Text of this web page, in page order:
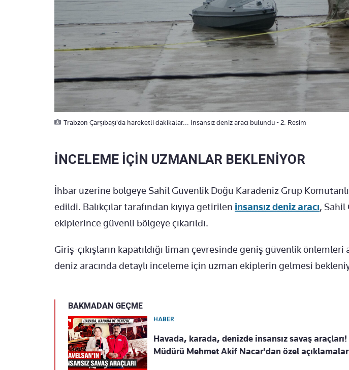
Trabzon Çarşıbaşı'da hareketli dakikalar... İnsansız deniz aracı bulundu - 2. Resim
İNCELEME İÇİN UZMANLAR BEKLENİYOR
İhbar üzerine bölgeye Sahil Güvenlik Doğu Karadeniz Grup
edildi. Balıkçılar tarafından kıyıya getirilen insansız deniz aracı, Sahil
ekiplerince güvenli bölgeye çıkarıldı.
Giriş-çıkışların kapatıldığı liman çevresinde geniş güvenlik önlemleri
deniz aracında detaylı inceleme için uzman ekiplerin gelmesi
BAKMADAN GEÇME
HABER
Havada, karada, denizde insansız savaş
Müdürü Mehmet Akif Nacar'dan özel açıklamalar